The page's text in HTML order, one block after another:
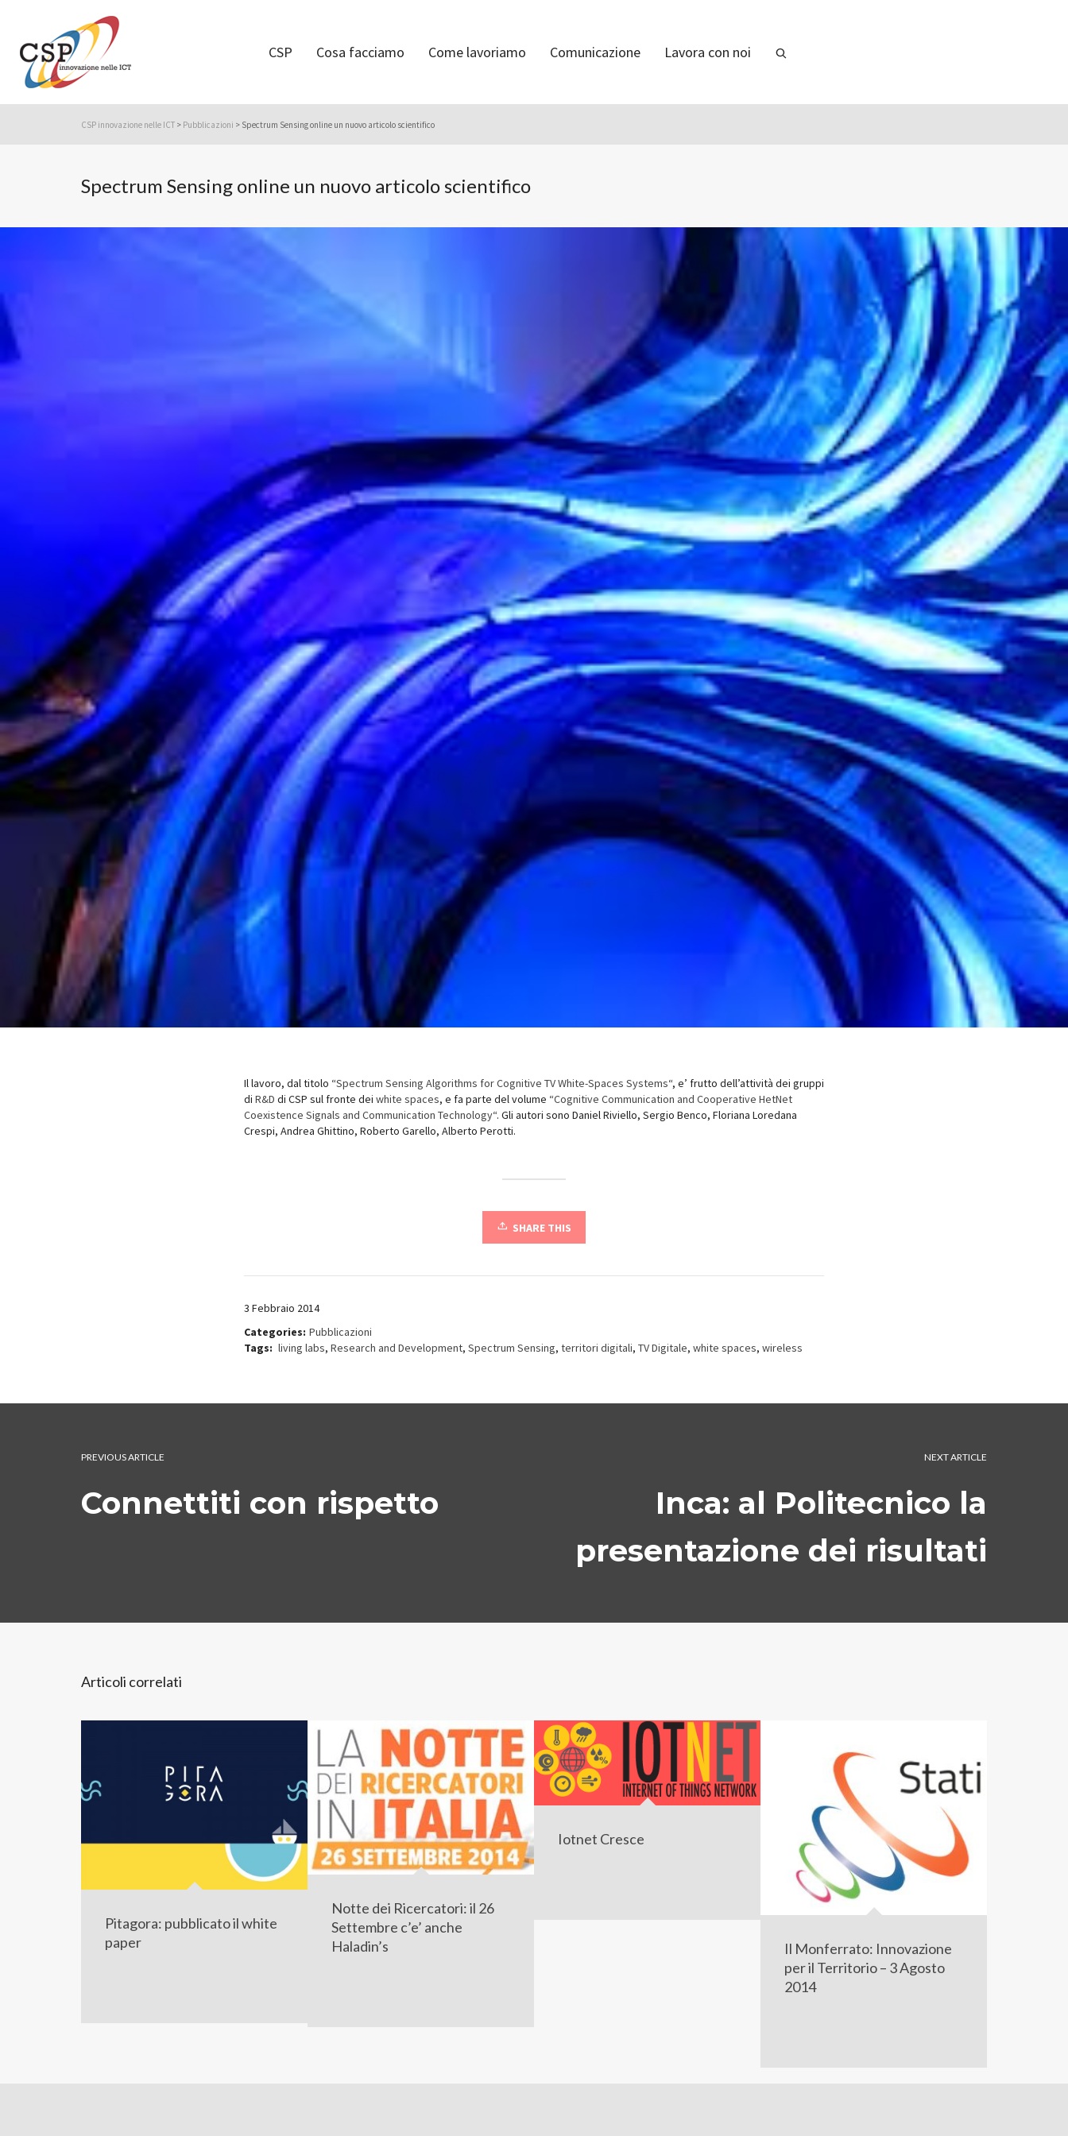
CSP Cosa facciamo Come lavoriamo Comunicazione Lavora con noi
CSP innovazione nelle ICT > Pubblicazioni > Spectrum Sensing online un nuovo articolo scientifico
Spectrum Sensing online un nuovo articolo scientifico
Il lavoro, dal titolo “Spectrum Sensing Algorithms for Cognitive TV White-Spaces Systems“, e’ frutto dell’attività dei gruppi
di R&D di CSP sul fronte dei white spaces, e fa parte del volume “Cognitive Communication and Cooperative HetNet
Coexistence Signals and Communication Technology“. Gli autori sono Daniel Riviello, Sergio Benco, Floriana Loredana
Crespi, Andrea Ghittino, Roberto Garello, Alberto Perotti.
SHARE THIS
3 Febbraio 2014
Categories: Pubblicazioni
Tags: living labs, Research and Development, Spectrum Sensing, territori digitali, TV Digitale, white spaces, wireless
NEXT ARTICLE
Inca: al Politecnico la
presentazione dei risultati
PREVIOUS ARTICLE
Connettiti con rispetto
Articoli correlati
Pitagora: pubblicato il white
paper
Notte dei Ricercatori: il 26
Settembre c’e’ anche
Haladin’s
Iotnet Cresce
Il Monferrato: Innovazione
per il Territorio – 3 Agosto
2014